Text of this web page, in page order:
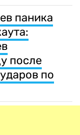
паника
после
по